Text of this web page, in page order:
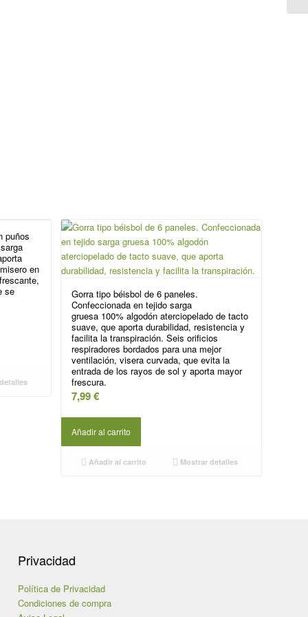
puños
en
se
Gorra tipo béisbol de 6 paneles.
Confeccionada en tejido sarga
gruesa 100% algodón aterciopelado de tacto
suave, que aporta durabilidad, resistencia y
facilita la transpiración. Seis orificios
respiradores bordados para una mejor
ventilación, visera curvada, que evita la
entrada de los rayos de sol y aporta mayor
frescura.
7,99€
Añadir al carrito
Añadir al carrito Mostrar detalles
Privacidad
Política de Privacidad
Condiciones de compra